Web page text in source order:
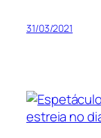
31/03/2021